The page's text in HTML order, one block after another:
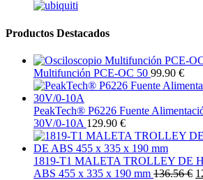
Productos Destacados
Multifunción PCE-OC 50 99.90 €
PeakTech® P6226 Fuente
30V/0-10A 129.90 €
1819-T1 MALETA TROLLEY DE
ABS 455 x 335 x 190 mm 136.56 €